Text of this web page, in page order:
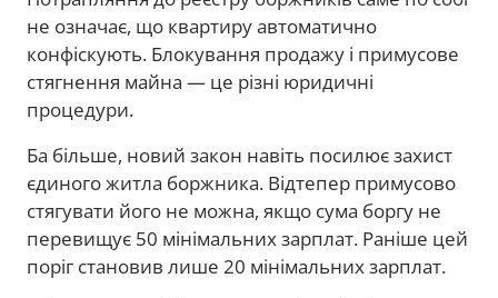
не означає, що квартиру автоматично
конфіскують. Блокування продажу і примусове
стягнення майна — це різні юридичні
процедури.
Ба більше, новий закон навіть посилює захист
єдиного житла боржника. Відтепер примусово
стягувати його не можна, якщо сума боргу не
перевищує 50 мінімальних зарплат. Раніше цей
поріг становив лише 20 мінімальних зарплат.